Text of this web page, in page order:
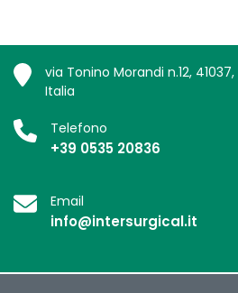
via Tonino Morandi n.12,
Italia
Telefono
+39 0535 20836
Email
info@intersurgical.it